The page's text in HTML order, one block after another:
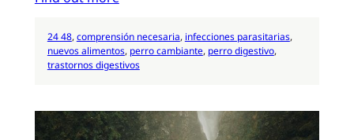
24 48, comprensión necesaria, infecciones parasitarias
nuevos alimentos, perro cambiante, perro digestivo
trastornos digestivos